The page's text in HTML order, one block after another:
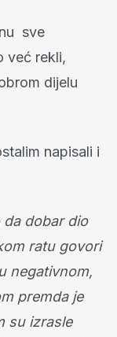
sve
već rekli,
dijelu
napisali i
dobar dio
ratu govori
negativnom,
premda je
su izrasle